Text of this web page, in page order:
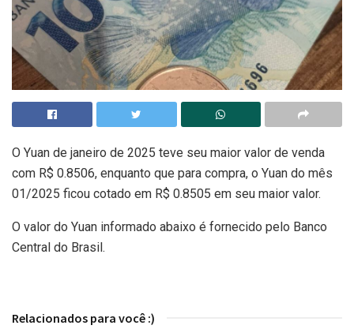
O Yuan de janeiro de 2025 teve seu maior valor de venda
com R$ 0.8506, enquanto que para compra, o Yuan do mês
01/2025 ficou cotado em R$ 0.8505 em seu maior valor.
O valor do Yuan informado abaixo é fornecido pelo Banco
Central do Brasil.
Relacionados para você :)